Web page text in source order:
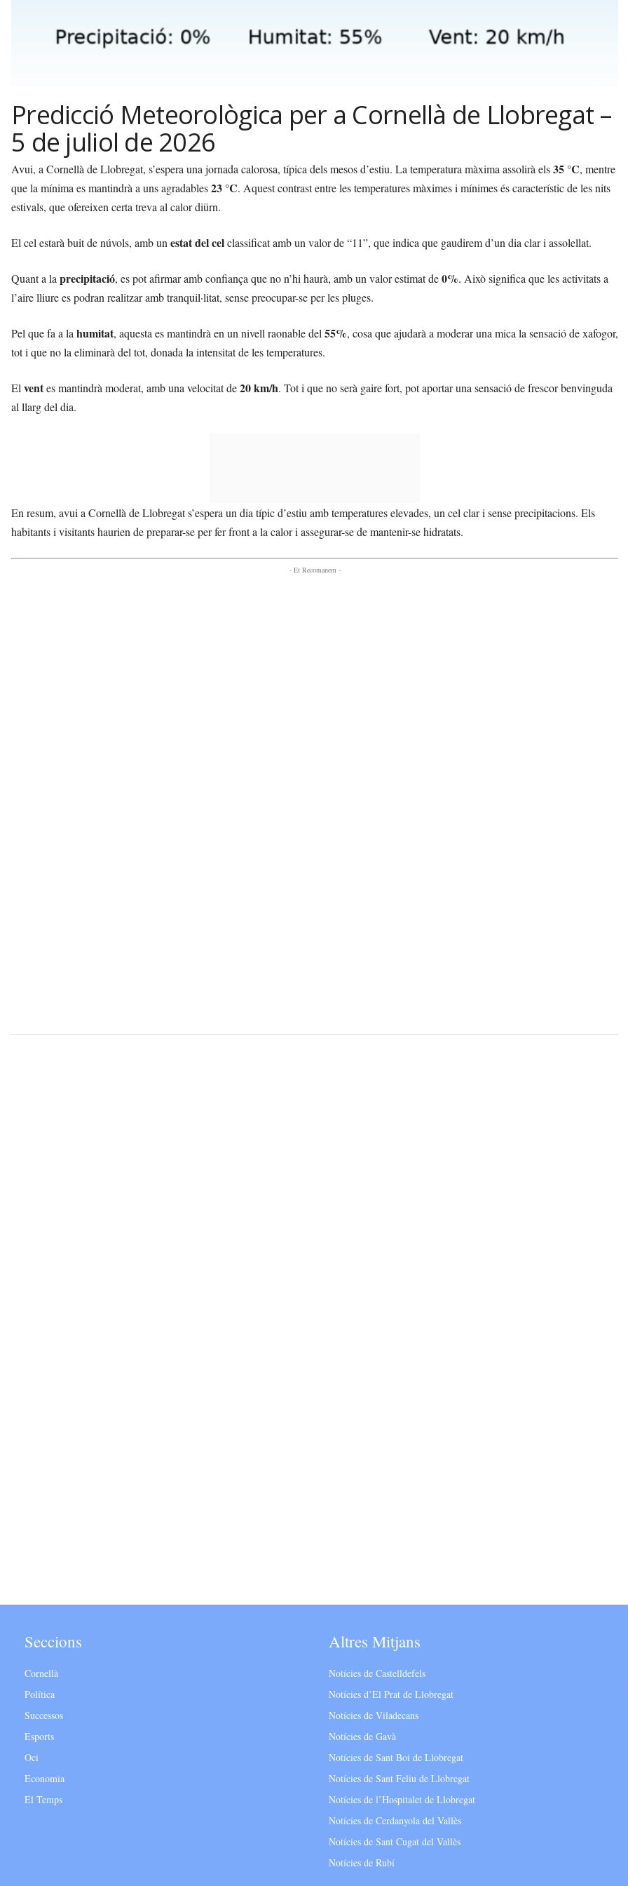
Predicció Meteorològica per a Cornellà de Llobregat –
5 de juliol de 2026
Avui, a Cornellà de Llobregat, s’espera una jornada calorosa, típica dels mesos d’estiu. La temperatura màxima assolirà els35 °C, mentre
que la mínima es mantindrà a uns agradables23 °C. Aquest contrast entre les temperatures màximes i mínimes és característic de les nits
estivals, que ofereixen certa treva al calor diürn.
El cel estarà buit de núvols, amb un estat del celclassificat amb un valor de “11”, que indica que gaudirem d’un dia clar i assolellat.
Quant a la precipitació, es pot afirmar amb confiança que no n’hi haurà, amb un valor estimat de0%. Això significa que les activitats a
l’aire lliure es podran realitzar amb tranquil·litat, sense preocupar-se per les pluges.
Pel que fa a la humitat, aquesta es mantindrà en un nivell raonable del 55%, cosa que ajudarà a moderar una mica la sensació de xafogor,
tot i que no la eliminarà del tot, donada la intensitat de les temperatures.
El ventes mantindrà moderat, amb una velocitat de20 km/h. Tot i que no serà gaire fort, pot aportar una sensació de frescor benvinguda
al llarg del dia.
En resum, avui a Cornellà de Llobregat s’espera un dia típic d’estiu amb temperatures elevades, un cel clar i sense precipitacions. Els
habitants i visitants haurien de preparar-se per fer front a la calor i assegurar-se de mantenir-se hidratats.
- Et Recomanem -
Seccions
Cornellà
Política
Successos
Esports
Oci
Economia
El Temps
Altres Mitjans
Notícies de Castelldefels
Notícies d’El Prat de Llobregat
Notícies de Viladecans
Notícies de Gavà
Notícies de Sant Boi de Llobregat
Notícies de Sant Feliu de Llobregat
Notícies de l’Hospitalet de Llobregat
Notícies de Cerdanyola del Vallès
Notícies de Sant Cugat del Vallès
Notícies de Rubí